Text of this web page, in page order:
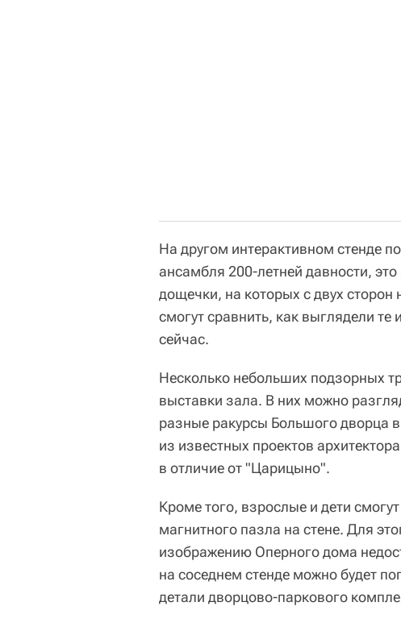
На другом интерактивном стенде
ансамбля 200-летней давности,
дощечки, на которых с двух сторон
смогут сравнить, как выглядели
сейчас.
Несколько небольших подзорных
выставки зала. В них можно
разные ракурсы Большого дворца
из известных проектов
в отличие от "Царицыно".
Кроме того, взрослые и дети
магнитного пазла на стене. Для
изображению Оперного дома
на соседнем стенде можно будет
детали дворцово-паркового